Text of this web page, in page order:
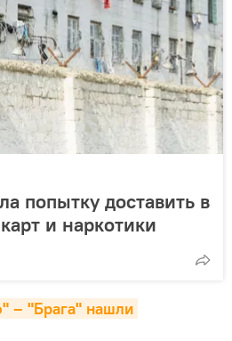
попытку доставить в
и наркотики
– "Брага" нашли